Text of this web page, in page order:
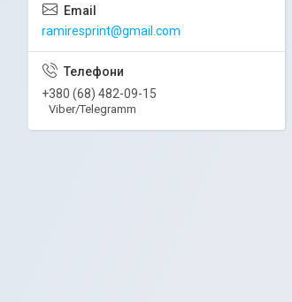
ramiresprint@gmail.com
+380 (68) 482-09-15
Viber/Telegramm